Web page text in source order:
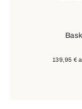
139,95 €